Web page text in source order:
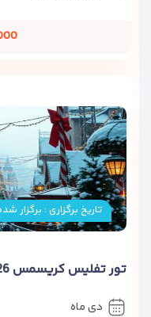
تاریخ برگزاری : برگزار
تور تفلیس کریسمس 2026 | 4 روزه
دی ماه